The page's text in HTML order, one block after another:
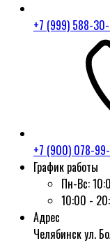
+7 (999) 588-
+7 (900) 078-
График работы
Пн-Вс:
10:00 -
Адрес
Челябинск ул.